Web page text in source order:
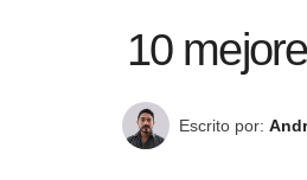
10
Escrito por: